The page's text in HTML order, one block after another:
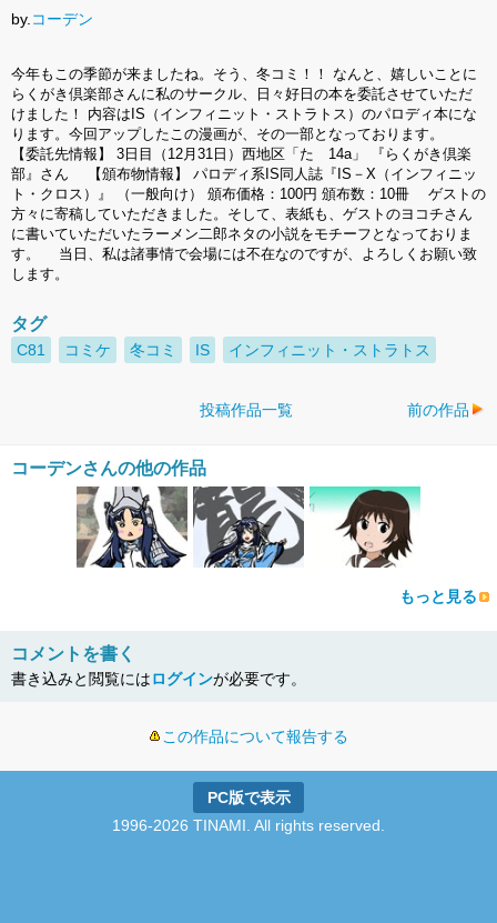
by. コーデン
今年もこの季節が来ましたね。そう、冬コミ！！ なんと、嬉しいことに
らくがき倶楽部さんに私のサークル、日々好日の本を委託させていただ
けました！ 内容はIS（インフィニット・ストラトス）のパロディ本にな
ります。今回アップしたこの漫画が、その一部となっております。
【委託先情報】 3日目（12月31日）西地区「た 14a」 『らくがき倶楽
部』さん 【頒布物情報】 パロディ系IS同人誌『IS－X（インフィニッ
ト・クロス）』 （一般向け） 頒布価格：100円 頒布数：10冊 ゲストの
方々に寄稿していただきました。そして、表紙も、ゲストのヨコチさん
に書いていただいたラーメン二郎ネタの小説をモチーフとなっておりま
す。 当日、私は諸事情で会場には不在なのですが、よろしくお願い致
します。
タグ
C81 コミケ 冬コミ IS インフィニット・ストラトス
投稿作品一覧 前の作品
コーデンさんの他の作品
もっと見る
コメントを書く
書き込みと閲覧にはログインが必要です。
この作品について報告する
PC版で表示
1996-2026 TINAMI. All rights reserved.